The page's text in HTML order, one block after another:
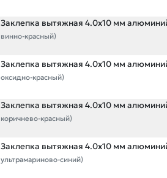
Заклепка вытяжная 4.0х10 мм
винно-красный)
Заклепка вытяжная 4.0х10 мм
оксидно-красный)
Заклепка вытяжная 4.0х10 мм
коричнево-красный)
Заклепка вытяжная 4.0х10 мм
ультрамариново-синий)